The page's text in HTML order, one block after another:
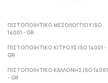
ΠΙΣΤΟΠΟΙΗΤΙΚΟ ΜΕΣΟΛΟΓΓΙΟΥ ISO
14001 - GR
ΠΙΣΤΟΠΟΙΗΤΙΚΟ ΚΙΤΡΟΥΣ ISO 14001 -
GR
ΠΙΣΤΟΠΟΙΗΤΙΚΟ ΚΑΛΛΟΝΗΣ ISO 14001
- GR